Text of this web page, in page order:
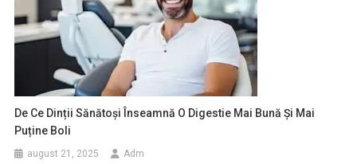
De Ce Dinții Sănătoși Înseamnă O Digestie Mai Bună Și Mai
Puține Boli
august 21, 2025 Adm